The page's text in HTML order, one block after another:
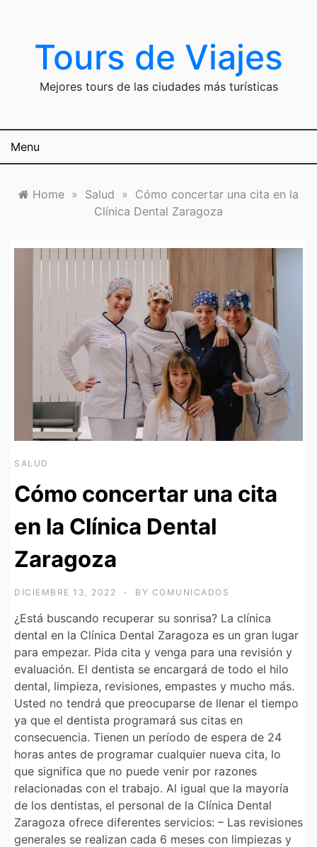
contentTours de Viajes
Mejores tours de las ciudades más turísticas
Menu
Home » Salud » Cómo concertar una cita en la
Clínica Dental Zaragoza
SALUD
Cómo concertar una cita
en la Clínica Dental
Zaragoza
DICIEMBRE 13, 2022 BY COMUNICADOS
¿Está buscando recuperar su sonrisa? La clínica
dental en la Clínica Dental Zaragoza es un gran lugar
para empezar. Pida cita y venga para una revisión y
evaluación. El dentista se encargará de todo el hilo
dental, limpieza, revisiones, empastes y mucho más.
Usted no tendrá que preocuparse de llenar el tiempo
ya que el dentista programará sus citas en
consecuencia. Tienen un período de espera de 24
horas antes de programar cualquier nueva cita, lo
que significa que no puede venir por razones
relacionadas con el trabajo. Al igual que la mayoría
de los dentistas, el personal de la Clínica Dental
Zaragoza ofrece diferentes servicios: – Las revisiones
generales se realizan cada 6 meses con limpiezas y